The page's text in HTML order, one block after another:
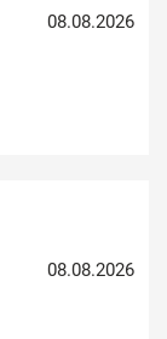
08.08.2026
08.08.2026